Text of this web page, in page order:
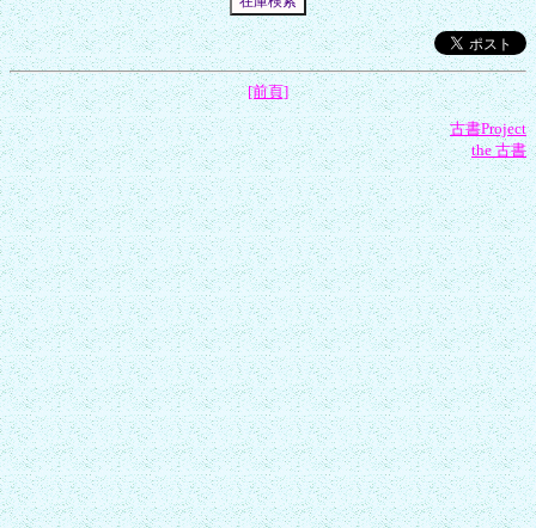
[前頁]
古書Project
the 古書